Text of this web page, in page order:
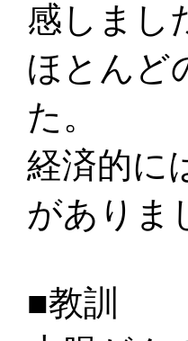
感しまし
ほとんど
た。
経済的に
がありま
■教訓